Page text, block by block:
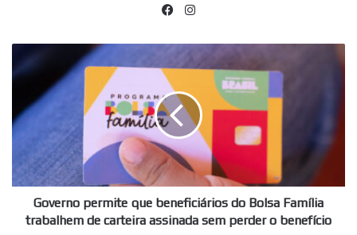
Facebook
permite
que
beneficiários
do
trabalhem
de
carteira
assinada
Governo permite que beneficiários do Bolsa Família
trabalhem de carteira assinada sem perder o benefício